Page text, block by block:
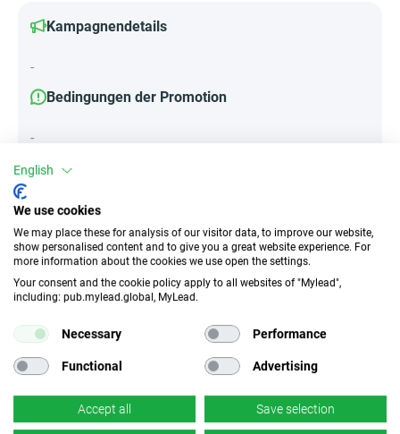
Kampagnendetails
-
Bedingungen der Promotion
-
Attribute
||Geräte||
Tablet
Incentivierter Traffic
EPC
k.A.
CR
Deeplink
English
We use cookies
We may place these for analysis of our visitor data, to improve our website,
show personalised content and to give you a great website experience. For
more information about the cookies we use open the settings.
Your consent and the cookie policy apply to all websites of "Mylead",
including: pub.mylead.global, MyLead.
Necessary Performance
Functional Advertising
Accept all Save selection